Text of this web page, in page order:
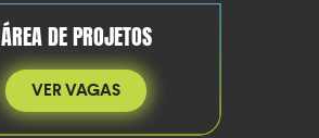
ÁREA DE PROJETOS
VER VAGAS